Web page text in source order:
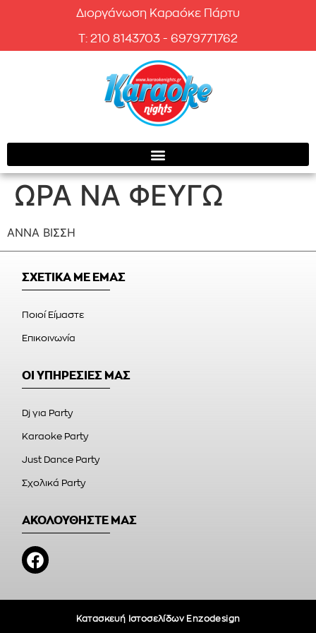
Διοργάνωση Καραόκε Πάρτυ
T: 210 8143703 - 6979771762
ΩΡΑ ΝΑ ΦΕΥΓΩ
ΑΝΝΑ ΒΙΣΣΗ
ΣΧΕΤΙΚΑ ΜΕ ΕΜΑΣ
Ποιοί Είμαστε
Επικοινωνία
ΟΙ ΥΠΗΡΕΣΙΕΣ ΜΑΣ
Dj για Party
Karaoke Party
Just Dance Party
Σχολικά Party
ΑΚΟΛΟΥΘΗΣΤΕ ΜΑΣ
Κατασκευή Ιστοσελίδων Enzodesign